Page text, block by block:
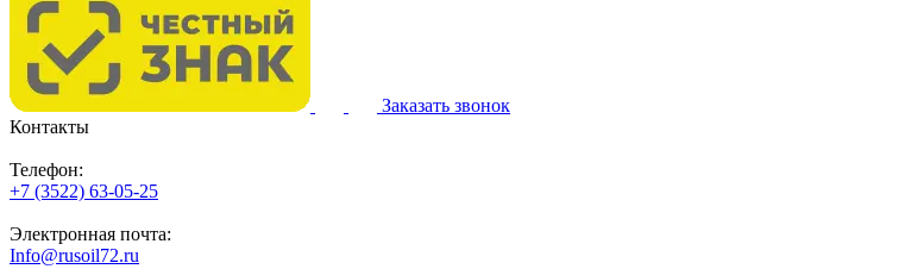
Заказать звонок
Контакты
Телефон:
+7 (3522) 63-05-25
Электронная почта:
Info@rusoil72.ru